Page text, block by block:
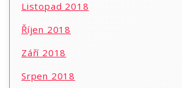
Listopad 2018
Říjen 2018
Září 2018
Srpen 2018